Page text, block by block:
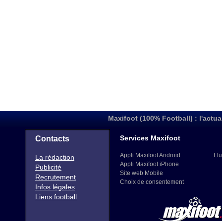
Maxifoot (100% Football) :
Contacts
La rédaction
Publicité
Recrutement
Infos légales
Liens football
Services Maxifoot
Appli Maxifoot Android
Appli Maxifoot iPhone
Site web Mobile
Choix de consentement